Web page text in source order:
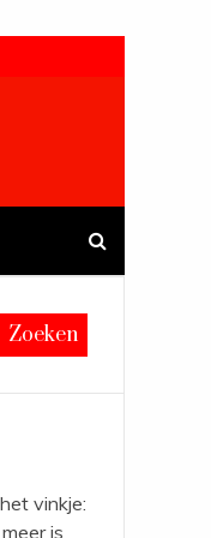
vinkje:
is